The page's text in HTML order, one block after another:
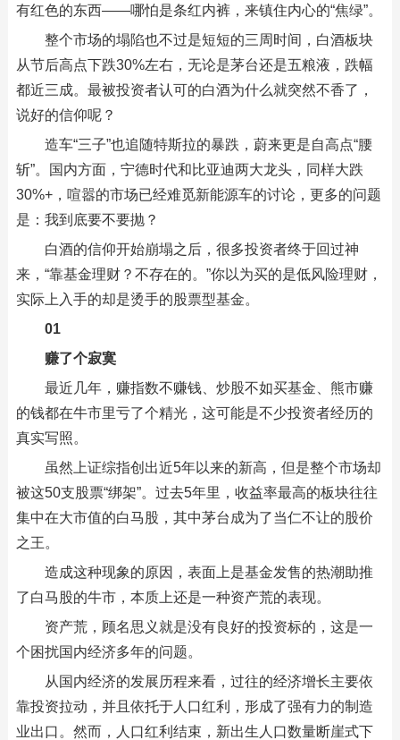
有红色的东西——哪怕是条红内裤，来镇住内心的“焦绿”。
整个市场的塌陷也不过是短短的三周时间，白酒板块
从节后高点下跌30%左右，无论是茅台还是五粮液，跌幅
都近三成。最被投资者认可的白酒为什么就突然不香了，
说好的信仰呢？
造车“三子”也追随特斯拉的暴跌，蔚来更是自高点“腰
斩”。国内方面，宁德时代和比亚迪两大龙头，同样大跌
30%+，喧嚣的市场已经难觅新能源车的讨论，更多的问题
是：我到底要不要抛？
白酒的信仰开始崩塌之后，很多投资者终于回过神
来，“靠基金理财？不存在的。”你以为买的是低风险理财，
实际上入手的却是烫手的股票型基金。
01
赚了个寂寞
最近几年，赚指数不赚钱、炒股不如买基金、熊市赚
的钱都在牛市里亏了个精光，这可能是不少投资者经历的
真实写照。
虽然上证综指创出近5年以来的新高，但是整个市场却
被这50支股票“绑架”。过去5年里，收益率最高的板块往往
集中在大市值的白马股，其中茅台成为了当仁不让的股价
之王。
造成这种现象的原因，表面上是基金发售的热潮助推
了白马股的牛市，本质上还是一种资产荒的表现。
资产荒，顾名思义就是没有良好的投资标的，这是一
个困扰国内经济多年的问题。
从国内经济的发展历程来看，过往的经济增长主要依
靠投资拉动，并且依托于人口红利，形成了强有力的制造
业出口。然而，人口红利结束，新出生人口数量断崖式下